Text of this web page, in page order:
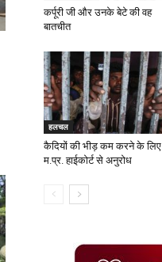
कर्पूरी जी और उनके बेटे की वह
बातचीत
हलचल
कैदियों की भीड़ कम करने के लिए
म.प्र. हाईकोर्ट से अनुरोध